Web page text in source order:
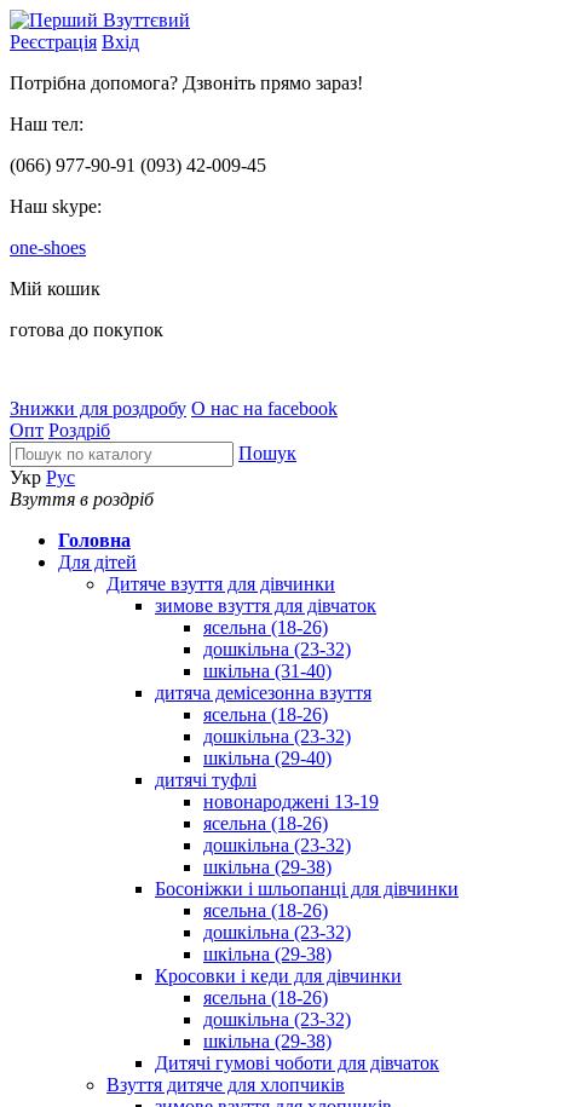
Реєстрація Вхід
Потрібна допомога? Дзвоніть прямо зараз!
Наш тел:
(066) 977-90-91 (093) 42-009-45
Наш skype:
one-shoes
Мій кошик
готова до покупок
Знижки для роздробу О нас на facebook
Опт Роздріб
Пошук
Укр Рус
Взуття в роздріб
Головна
Для дітей
Дитяче взуття для дівчинки
зимове взуття для дівчаток
ясельна (18-26)
дошкільна (23-32)
шкільна (31-40)
дитяча демісезонна взуття
ясельна (18-26)
дошкільна (23-32)
шкільна (29-40)
дитячі туфлі
новонароджені 13-19
ясельна (18-26)
дошкільна (23-32)
шкільна (29-38)
Босоніжки і шльопанці для дівчинки
ясельна (18-26)
дошкільна (23-32)
шкільна (29-38)
Кросовки і кеди для дівчинки
ясельна (18-26)
дошкільна (23-32)
шкільна (29-38)
Дитячі гумові чоботи для дівчаток
Взуття дитяче для хлопчиків